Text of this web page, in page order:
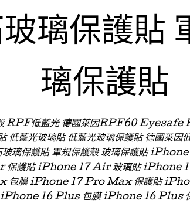
璃保護貼
璃保護貼
RPF低藍光 德國萊因RPF60 Eyesafe
低藍光玻璃貼 低藍光玻璃保護貼 德國萊因
玻璃保護貼 軍規保護殼 玻璃保護貼
護貼 iPhone 17 Air 玻璃貼 iPhone
包膜 iPhone 17 Pro Max 保護貼
16 Plus 包膜 iPhone 16 Plus